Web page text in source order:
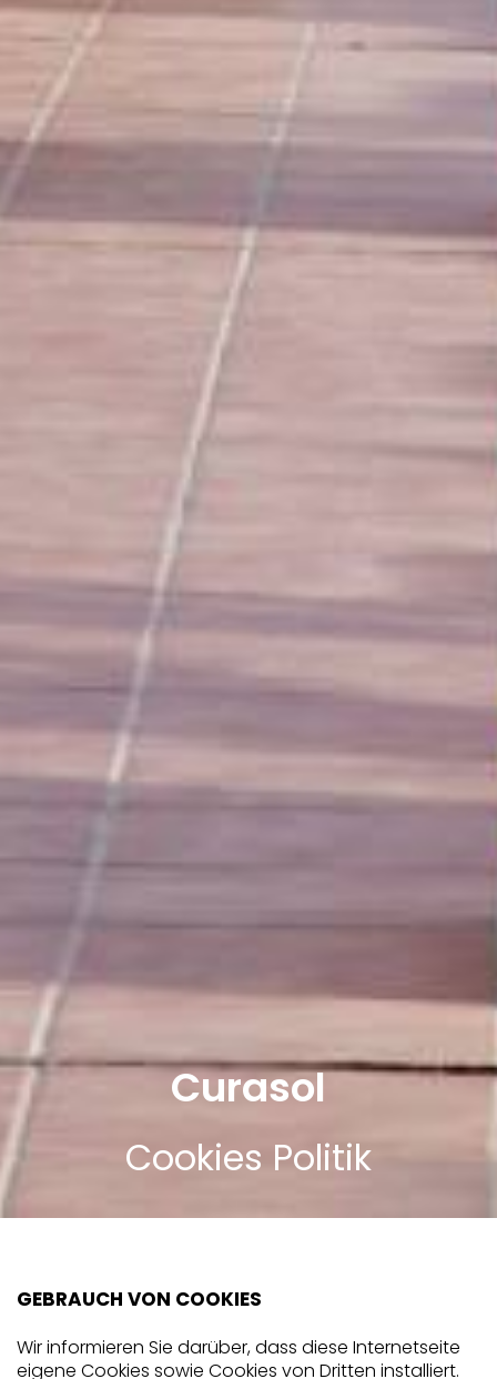
Curasol
Cookies Politik
GEBRAUCH VON COOKIES
Wir informieren Sie darüber, dass diese Internetseite
eigene Cookies sowie Cookies von Dritten installiert.